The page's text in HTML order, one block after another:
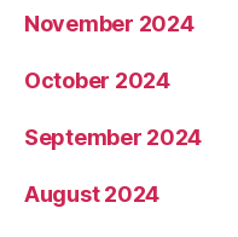
November 2024
October 2024
September 2024
August 2024